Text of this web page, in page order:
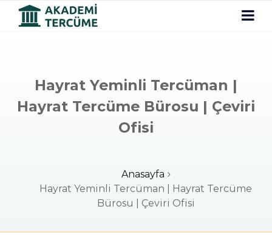
Hayrat Yeminli Tercüman |
Hayrat Tercüme Bürosu | Çeviri
Ofisi
Anasayfa
Hayrat Yeminli Tercüman | Hayrat Tercüme
Bürosu | Çeviri Ofisi